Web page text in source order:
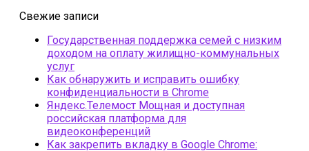
Свежие записи
Государственная поддержка семей с низким
доходом на оплату жилищно-коммунальных
услуг
Как обнаружить и исправить ошибку
конфиденциальности в Chrome
Яндекс.Телемост Мощная и доступная
российская платформа для
видеоконференций
Как закрепить вкладку в Google Chrome: